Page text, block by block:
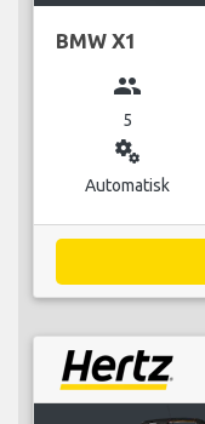
BMW X1
group
5
miscellaneous_services
Automatisk